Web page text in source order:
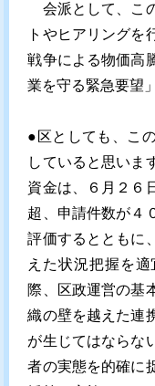
会派として、こ
トやヒアリングを
戦争による物価高
業を守る緊急要望
●区としても、こ
していると思いま
資金は、６月２６
超、申請件数が４
評価するとともに
えた状況把握を
際、区政運営の基
織の壁を越えた連
が生じてはならな
者の実態を的確に